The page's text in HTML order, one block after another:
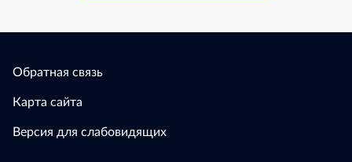
Обратная связь
Карта сайта
Версия для слабовидящих